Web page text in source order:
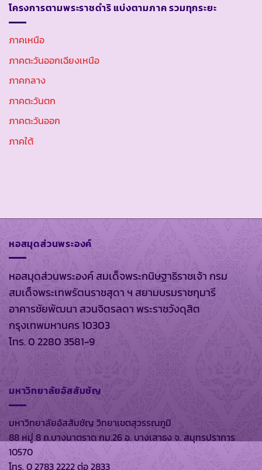
โครงการตามพระราชดำริ แบ่งตามภาค รวมทุกระยะ
ภาคเหนือ
ภาคตะวันออกเฉียงเหนือ
ภาคกลาง
ภาคตะวันตก
ภาคตะวันออก
ภาคใต้
หอสมุดส่วนพระองค์
หอสมุดส่วนพระองค์ สมเด็จพระกนิษฐาธิราชเจ้า กรม
สมเด็จพระเทพรัตนราชสุดา ฯ สยามบรมราชกุมารี
อาคารชัยพัฒนา สวนจิตรลดา พระราชวังดุสิต
กรุงเทพมหานคร 10303
โทร. 0 2280 3581-9
มหาวิทยาลัยอัสสัมชัญ
มหาวิทยาลัยอัสสัมชัญ วิทยาเขตสุวรรณภูมิ
88 หมู่ 8 ถ.บางนาตราด กม.26 อ. บางเสาธง จ. สมุทรปราการ
10570
โทร. 0 2783 2222 ต่อ 2833